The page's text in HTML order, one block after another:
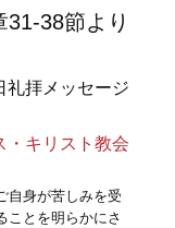
38節より
礼拝メッセージ
・キリスト教会
自身が苦しみを受
ことを明らかにさ